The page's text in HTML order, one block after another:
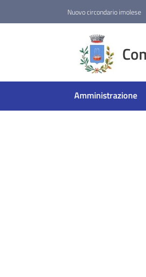
Nuovo circondario imolese
Amministrazione